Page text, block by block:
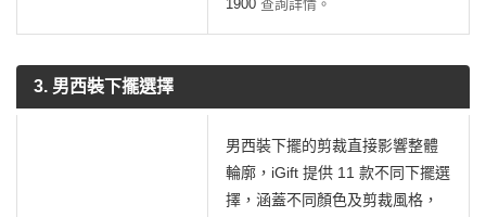
1900 查詢詳情。
3. 男西裝下擺選擇
男西裝下擺的剪裁直接影響整體
輪廓，iGift 提供 11 款不同下擺選
擇，涵蓋不同顏色及剪裁風格，